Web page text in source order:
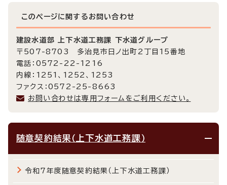
このページに関する お問い合わせ
建設水道部 上下水道工務課 下水道グループ
〒507-8703 多治見市日ノ出町2丁目15番地
電話：0572-22-1216
内線：1251、1252、1253
ファクス：0572-25-8663
お問い合わせは専用フォームをご利用ください。
随意契約結果（上下水道工務課）
令和7年度随意契約結果（上下水道工務課）